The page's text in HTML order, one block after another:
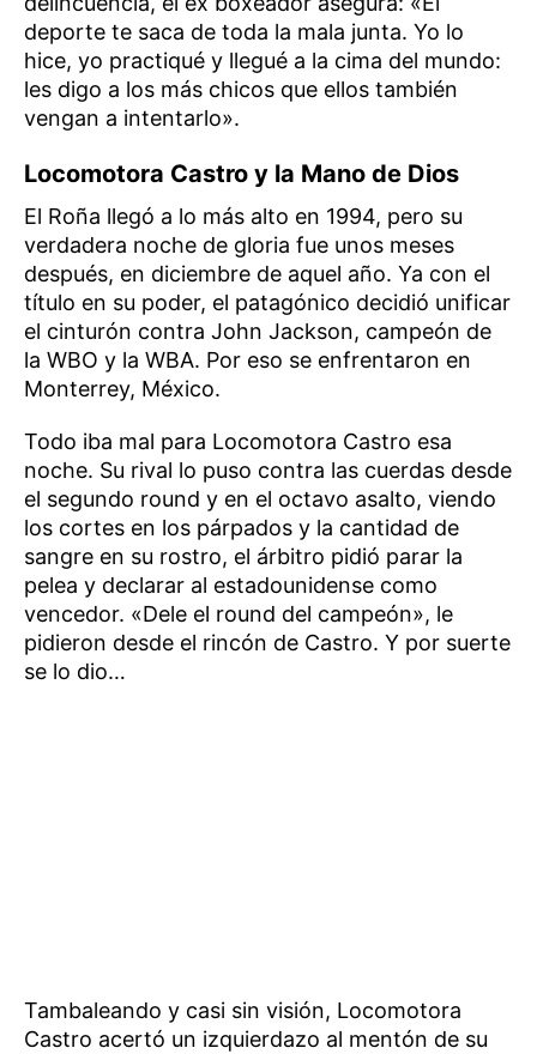
deporte te saca de toda la mala junta. Yo lo
hice, yo practiqué y llegué a la cima del mundo:
les digo a los más chicos que ellos también
vengan a intentarlo».
Locomotora Castro y la Mano de Dios
El Roña llegó a lo más alto en 1994, pero su
verdadera noche de gloria fue unos meses
después, en diciembre de aquel año. Ya con el
título en su poder, el patagónico decidió unificar
el cinturón contra John Jackson, campeón de
la WBO y la WBA. Por eso se enfrentaron en
Monterrey, México.
Todo iba mal para Locomotora Castro esa
noche. Su rival lo puso contra las cuerdas desde
el segundo round y en el octavo asalto, viendo
los cortes en los párpados y la cantidad de
sangre en su rostro, el árbitro pidió parar la
pelea y declarar al estadounidense como
vencedor. «Dele el round del campeón», le
pidieron desde el rincón de Castro. Y por suerte
se lo dio…
Tambaleando y casi sin visión, Locomotora
Castro acertó un izquierdazo al mentón de su